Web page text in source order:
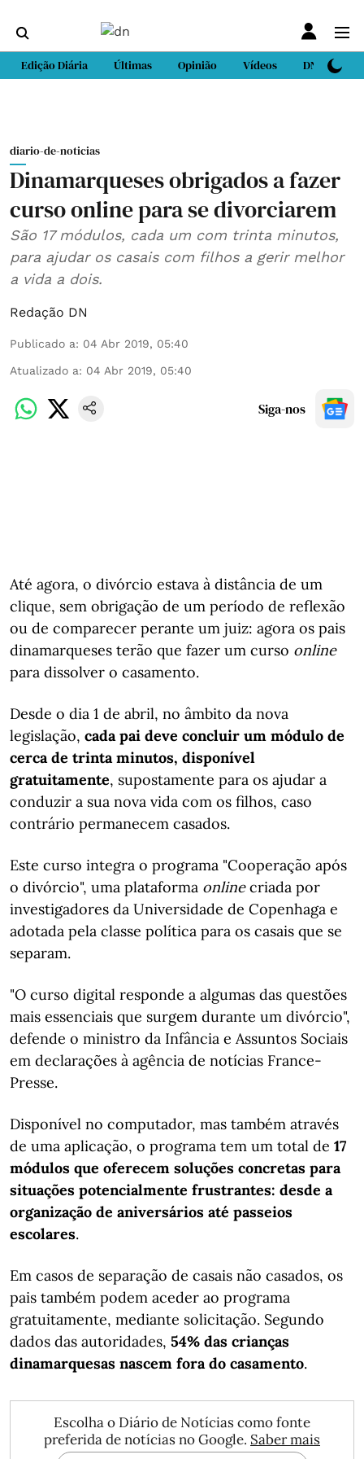
Edição Diária Últimas Opinião Vídeos DN Sport
diario-de-noticias
Dinamarqueses obrigados a fazer
curso online para se divorciarem
São 17 módulos, cada um com trinta minutos,
para ajudar os casais com filhos a gerir melhor
a vida a dois.
Redação DN
Publicado a: 04 Abr 2019, 05:40
Atualizado a: 04 Abr 2019, 05:40
Siga-nos
Até agora, o divórcio estava à distância de um
clique, sem obrigação de um período de reflexão
ou de comparecer perante um juiz: agora os pais
dinamarqueses terão que fazer um curso online
para dissolver o casamento.
Desde o dia 1 de abril, no âmbito da nova
legislação, cada pai deve concluir um módulo de
cerca de trinta minutos, disponível
gratuitamente, supostamente para os ajudar a
conduzir a sua nova vida com os filhos, caso
contrário permanecem casados.
Este curso integra o programa "Cooperação após
o divórcio", uma plataforma onlinecriada por
investigadores da Universidade de Copenhaga e
adotada pela classe política para os casais que se
separam.
"O curso digital responde a algumas das questões
mais essenciais que surgem durante um divórcio",
defende o ministro da Infância e Assuntos Sociais
em declarações à agência de notícias France-
Presse.
Disponível no computador, mas também através
de uma aplicação, o programa tem um total de 17
módulos que oferecem soluções concretas para
situações potencialmente frustrantes: desde a
organização de aniversários até passeios
escolares.
Em casos de separação de casais não casados, os
pais também podem aceder ao programa
gratuitamente, mediante solicitação. Segundo
dados das autoridades, 54% das crianças
dinamarquesas nascem fora do casamento.
Escolha o Diário de Notícias como fonte
preferida de notícias no Google. Saber mais